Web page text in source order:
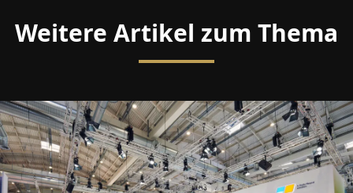
Weitere Artikel zum Thema